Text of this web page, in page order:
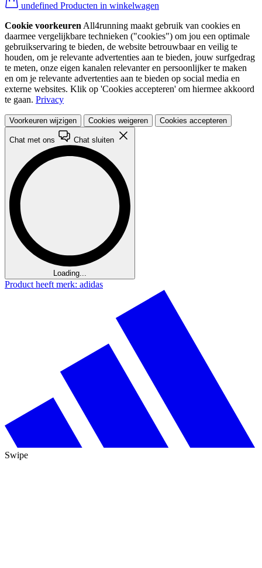
undefined Producten in winkelwagen
Cookie voorkeuren All4running maakt gebruik van cookies en
daarmee vergelijkbare technieken ("cookies") om jou een optimale
gebruikservaring te bieden, de website betrouwbaar en veilig te
houden, om je relevante advertenties aan te bieden, jouw surfgedrag
te meten, onze eigen kanalen relevanter en persoonlijker te maken
en om je relevante advertenties aan te bieden op social media en
externe websites. Klik op 'Cookies accepteren' om hiermee akkoord
te gaan. Privacy
Voorkeuren wijzigen Cookies weigeren Cookies accepteren
Chat met ons Chat sluiten
Loading...
Product heeft merk: adidas
Swipe